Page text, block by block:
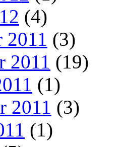
(4)
2011 (3)
2011 (19)
(1)
2011 (3)
(1)